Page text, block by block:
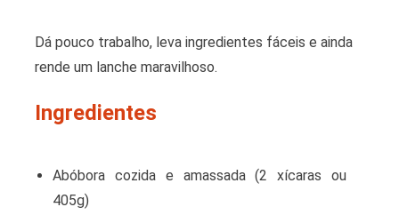
Dá pouco trabalho, leva ingredientes fáceis e ainda
rende um lanche maravilhoso.
Ingredientes
Abóbora cozida e amassada (2 xícaras ou
405g)